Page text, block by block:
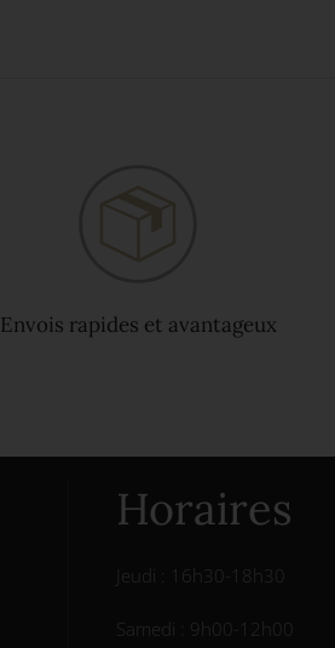
Envois rapides et avantageux
Horaires
Jeudi : 16h30-18h30
Samedi : 9h00-12h00